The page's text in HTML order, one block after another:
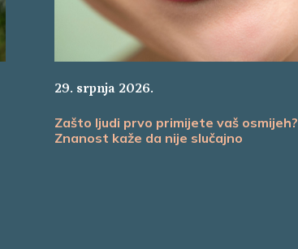
29. srpnja 2026.
Zašto ljudi prvo primijete vaš osmijeh?
Znanost kaže da nije slučajno